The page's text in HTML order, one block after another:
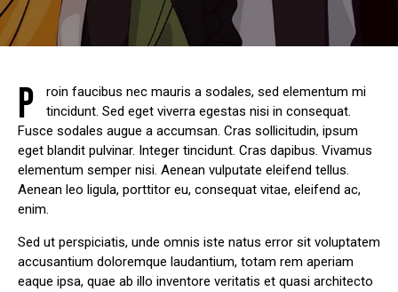
P
roin faucibus nec mauris a sodales, sed elementum mi
tincidunt. Sed eget viverra egestas nisi in consequat.
Fusce sodales augue a accumsan. Cras sollicitudin, ipsum
eget blandit pulvinar. Integer tincidunt. Cras dapibus. Vivamus
elementum semper nisi. Aenean vulputate eleifend tellus.
Aenean leo ligula, porttitor eu, consequat vitae, eleifend ac,
enim.
Sed ut perspiciatis, unde omnis iste natus error sit voluptatem
accusantium doloremque laudantium, totam rem aperiam
eaque ipsa, quae ab illo inventore veritatis et quasi architecto